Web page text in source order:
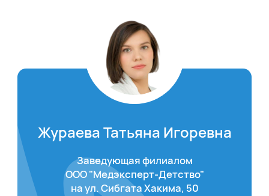
Жураева Татьяна Игоревна
Заведующая филиалом
ООО "Медэксперт-Детство"
на ул. Сибгата Хакима, 50